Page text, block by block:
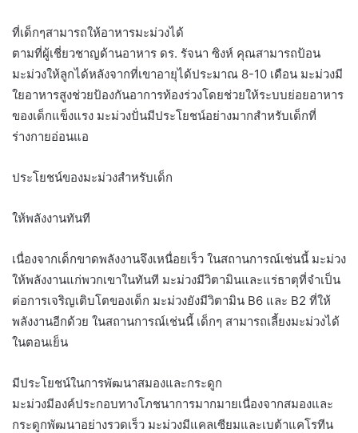
ที่เด็กๆสามารถให้อาหารมะม่วงได้
ตามที่ผู้เชี่ยวชาญด้านอาหาร ดร. รัจนา ซิงห์ คุณสามารถป้อน
มะม่วงให้ลูกได้หลังจากที่เขาอายุได้ประมาณ 8-10 เดือน มะม่วงมี
ใยอาหารสูงช่วยป้องกันอาการท้องร่วงโดยช่วยให้ระบบย่อยอาหาร
ของเด็กแข็งแรง มะม่วงปั่นมีประโยชน์อย่างมากสำหรับเด็กที่
ร่างกายอ่อนแอ
ประโยชน์ของมะม่วงสำหรับเด็ก
ให้พลังงานทันที
เนื่องจากเด็กขาดพลังงานจึงเหนื่อยเร็ว ในสถานการณ์เช่นนี้ มะม่วง
ให้พลังงานแก่พวกเขาในทันที มะม่วงมีวิตามินและแร่ธาตุที่จำเป็น
ต่อการเจริญเติบโตของเด็ก มะม่วงยังมีวิตามิน B6 และ B2 ที่ให้
พลังงานอีกด้วย ในสถานการณ์เช่นนี้ เด็กๆ สามารถเลี้ยงมะม่วงได้
ในตอนเย็น
มีประโยชน์ในการพัฒนาสมองและกระดูก
มะม่วงมีองค์ประกอบทางโภชนาการมากมายเนื่องจากสมองและ
กระดูกพัฒนาอย่างรวดเร็ว มะม่วงมีแคลเซียมและเบต้าแคโรทีน